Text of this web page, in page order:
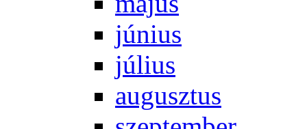
jú­ni­us
jú­li­us
au­gusz­tus